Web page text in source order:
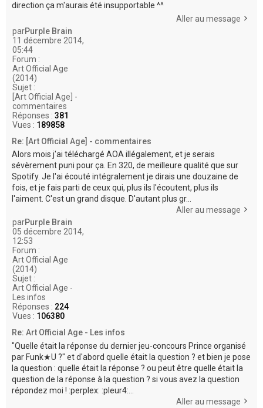
direction ça m'aurais été insupportable ^^
Aller au message
parPurple Brain
11 décembre 2014,
05:44
Forum :
Art Official Age
(2014)
Sujet :
[Art Official Age] -
commentaires
Réponses : 381
Vues : 189858
Re: [Art Official Age] - commentaires
Alors mois j'ai téléchargé AOA illégalement, et je serais
sévèrement puni pour ça. En 320, de meilleure qualité que sur
Spotify. Je l'ai écouté intégralement je dirais une douzaine de
fois, et je fais parti de ceux qui, plus ils l'écoutent, plus ils
l'aiment. C'est un grand disque. D'autant plus gr...
Aller au message
parPurple Brain
05 décembre 2014,
12:53
Forum :
Art Official Age
(2014)
Sujet :
Art Official Age -
Les infos
Réponses : 224
Vues : 106380
Re: Art Official Age - Les infos
"Quelle était la réponse du dernier jeu-concours Prince organisé
par Funk★U ?" et d'abord quelle était la question ? et bien je pose
la question : quelle était la réponse ? ou peut être quelle était la
question de la réponse à la question ? si vous avez la question
répondez moi ! :perplex: :pleur4:...
Aller au message